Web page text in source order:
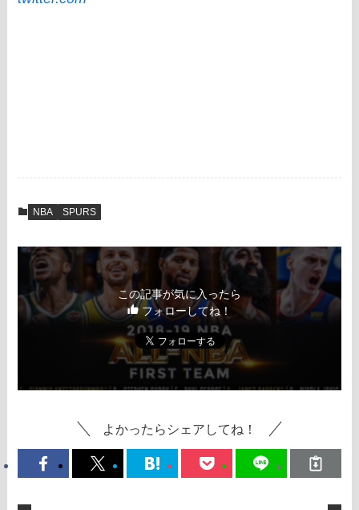
NBA SPURS
この記事が気に入ったら
フォローしてね！
よかったらシェアしてね！